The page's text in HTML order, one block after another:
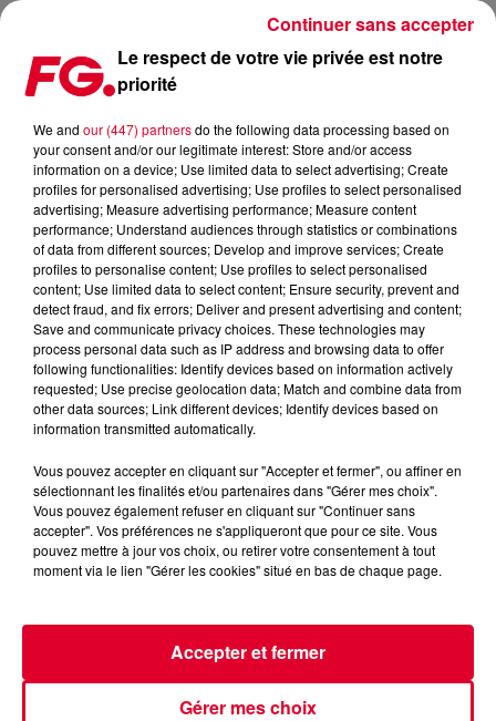
Radio FG est la radio de référence de la musique
des dancefloors avec les plus grands DJs internationaux
Le respect de votre vie privée est notre
priorité
We and our (447) partnersdo the following data processing based on
your consent and/or our legitimate interest: Store and/or access
information on a device; Use limited data to select advertising; Create
profiles for personalised advertising; Use profiles to select personalised
advertising; Measure advertising performance; Measure content
performance; Understand audiences through statistics or combinations
of data from different sources; Develop and improve services; Create
profiles to personalise content; Use profiles to select personalised
content; Use limited data to select content; Ensure security, prevent and
detect fraud, and fix errors; Deliver and present advertising and content;
Save and communicate privacy choices. These technologies may
process personal data such as IP address and browsing data to offer
following functionalities: Identify devices based on information actively
requested; Use precise geolocation data; Match and combine data from
other data sources; Link different devices; Identify devices based on
information transmitted automatically.
Vous pouvez accepter en cliquant sur "Accepter et fermer", ou affiner en
sélectionnant les finalités et/ou partenaires dans "Gérer mes choix".
Vous pouvez également refuser en cliquant sur "Continuer sans
accepter". Vos préférences ne s'appliqueront que pour ce site. Vous
pouvez mettre à jour vos choix, ou retirer votre consentement à tout
moment via le lien "Gérer les cookies" situé en bas de chaque page.
Gérer mes choix
Accepter et fermer
Continuer sans accepter